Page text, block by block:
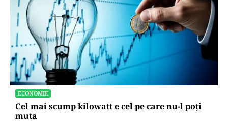
ECONOMIE
Cel mai scump kilowatt e cel pe care nu-l poți
muta